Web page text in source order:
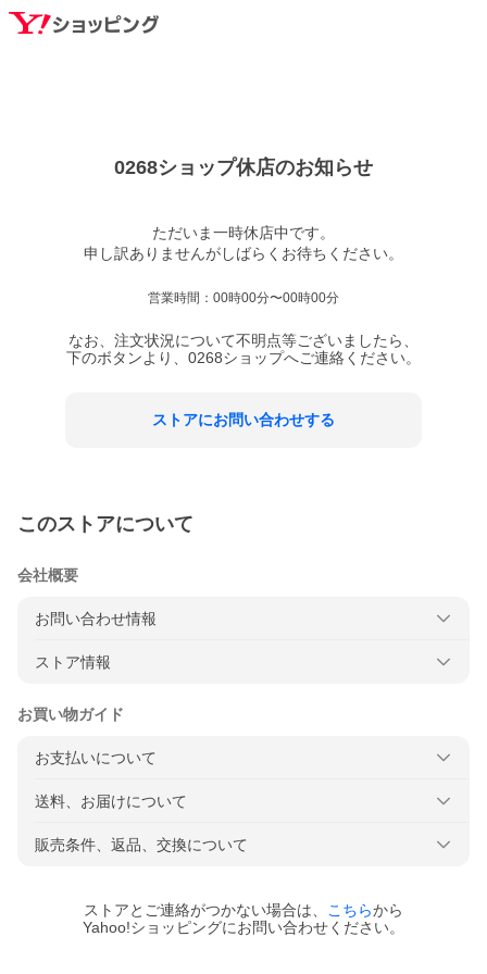
0268ショップ休店のお知らせ
ただいま一時休店中です。
営業時間： 00時00分〜00時00分
なお、注文状況について不明点等ございましたら、
下のボタンより、 0268ショップへご連絡ください。
ストアにお問い合わせする
このストアについて
会社概要
お問い合わせ情報
ストア情報
お買い物ガイド
お支払いについて
送料、お届けについて
販売条件、返品、交換について
ストアとご連絡がつかない場合は、 こちらから
Yahoo!ショッピングにお問い合わせください。